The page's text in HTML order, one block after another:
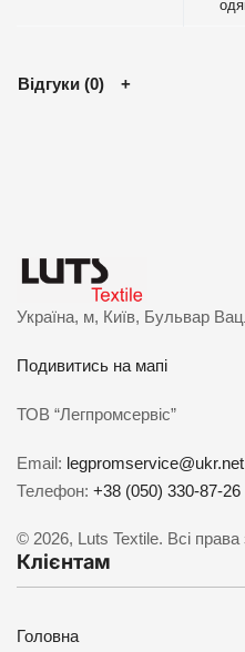
Відгуки (0)
Україна, м, Київ, Бульвар
Подивитись на мапі
ТОВ “Легпромсервіс”
Email: legpromservice@ukr.net
Телефон: +38 (050) 330-87-26
© 2026, Luts Textile. Всі права
Клієнтам
Головна